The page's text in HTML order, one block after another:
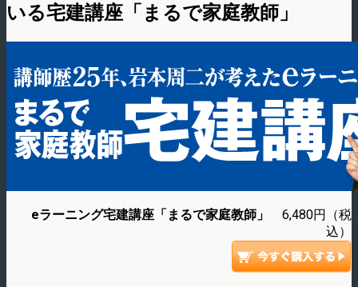
いる宅建講座「まるで家庭教師」
eラーニング宅建講座「まるで家庭教師」
6,480円（税
込）